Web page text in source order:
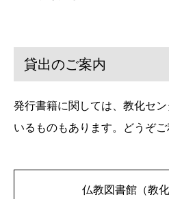
貸出のご案内
発行書籍に関しては、教化セ
いるものもあります。どうぞご
仏教図書館（教